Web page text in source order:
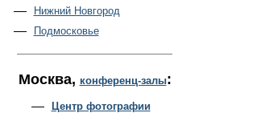
Нижний Новгород
Подмосковье
Москва, конференц-залы:
Центр фотографии